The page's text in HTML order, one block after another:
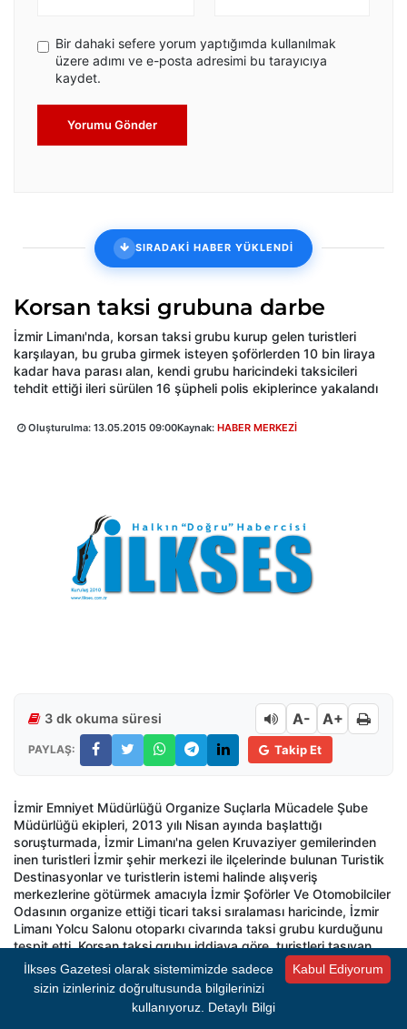
Bir dahaki sefere yorum yaptığımda kullanılmak
üzere adımı ve e-posta adresimi bu tarayıcıya
kaydet.
Yorumu Gönder
SIRADAKİ HABER YÜKLENDİ
Korsan taksi grubuna darbe
İzmir Limanı'nda, korsan taksi grubu kurup gelen turistleri
karşılayan, bu gruba girmek isteyen şoförlerden 10 bin liraya
kadar hava parası alan, kendi grubu haricindeki taksicileri
tehdit ettiği ileri sürülen 16 şüpheli polis ekiplerince yakalandı
Oluşturulma: 13.05.2015 09:00Kaynak: HABER MERKEZİ
3 dk okuma süresi A- A+
PAYLAŞ: Takip Et
İzmir Emniyet Müdürlüğü Organize Suçlarla Mücadele Şube
Müdürlüğü ekipleri, 2013 yılı Nisan ayında başlattığı
soruşturmada, İzmir Limanı'na gelen Kruvaziyer gemilerinden
inen turistleri İzmir şehir merkezi ile ilçelerinde bulunan Turistik
Destinasyonlar ve turistlerin istemi halinde alışveriş
merkezlerine götürmek amacıyla İzmir Şoförler Ve Otomobilciler
Odasının organize ettiği ticari taksi sıralaması haricinde, İzmir
Limanı Yolcu Salonu otoparkı civarında taksi grubu kurduğunu
tespit etti. Korsan taksi grubu iddiaya göre, turistleri taşıyan
grubun, limana gemi geliş gidiş zamanlarını yakından takip
ederek gemi geleceği gün liman çevresinde örgütlenerek
beklemeye başladıkları, kendilerince oluşturdukları sıra ile yolcu
taşıdıkları belirlendi. Öte yandan, korsan olarak oluşturulan
Kabul Ediyorum
İlkses Gazetesi olarak sistemimizde sadece
sizin izinleriniz doğrultusunda bilgilerinizi
kullanıyoruz. Detaylı Bilgi